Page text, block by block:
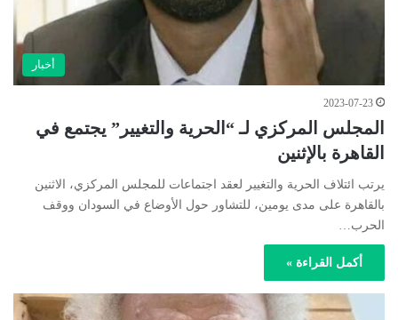
أخبار
2023-07-23
المجلس المركزي لـ “الحرية والتغيير” يجتمع في
القاهرة بالإثنين
يرتب ائتلاف الحرية والتغيير لعقد اجتماعات للمجلس المركزي، الاثنين
بالقاهرة على مدى يومين، للتشاور حول الأوضاع في السودان ووقف
الحرب…
أكمل القراءة »